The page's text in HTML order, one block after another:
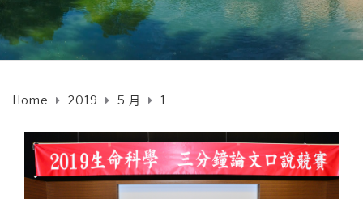
Home 2019 5 月 1